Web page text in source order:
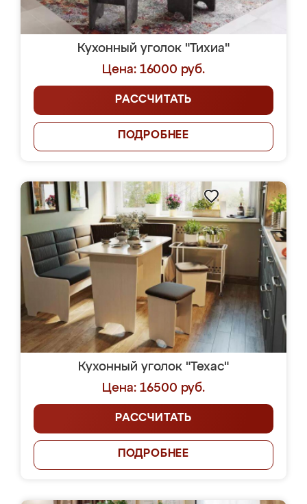
Кухонный уголок "Тихиа"
Цена: 16000 руб.
РАССЧИТАТЬ
ПОДРОБНЕЕ
Кухонный уголок "Техас"
Цена: 16500 руб.
РАССЧИТАТЬ
ПОДРОБНЕЕ